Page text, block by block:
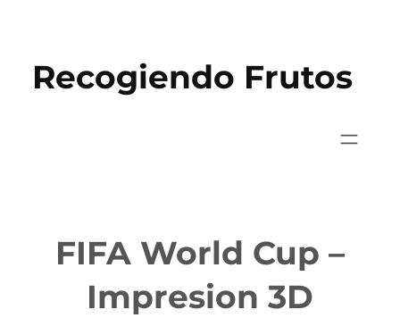
contenido
Recogiendo Frutos
FIFA World Cup –
Impresion 3D